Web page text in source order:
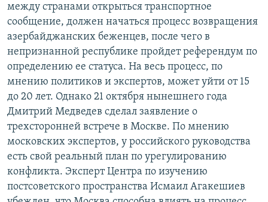
между странами открыться транспортное
сообщение, должен начаться процесс возвращения
азербайджанских беженцев, после чего в
непризнанной республике пройдет референдум по
определению ее статуса. На весь процесс, по
мнению политиков и экспертов, может уйти от 15
до 20 лет. Однако 21 октября нынешнего года
Дмитрий Медведев сделал заявление о
трехсторонней встрече в Москве. По мнению
московских экспертов, у российского руководства
есть свой реальный план по урегулированию
конфликта. Эксперт Центра по изучению
постсоветского пространства Исмаил Агакешиев